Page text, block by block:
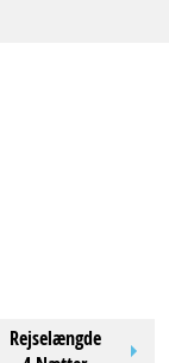
Rejselængde